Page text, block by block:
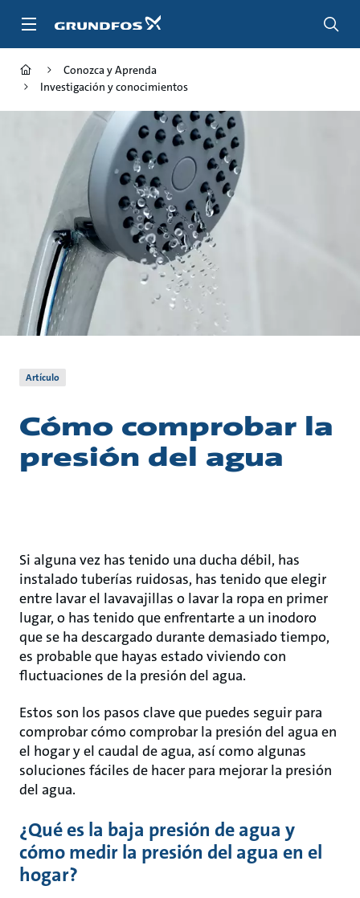
Conozca y Aprenda
Investigación y conocimientos
Artículo
Cómo comprobar la
presión del agua
Si alguna vez has tenido una ducha débil, has
instalado tuberías ruidosas, has tenido que elegir
entre lavar el lavavajillas o lavar la ropa en primer
lugar, o has tenido que enfrentarte a un inodoro
que se ha descargado durante demasiado tiempo,
es probable que hayas estado viviendo con
fluctuaciones de la presión del agua.
Estos son los pasos clave que puedes seguir para
comprobar cómo comprobar la presión del agua en
el hogar y el caudal de agua, así como algunas
soluciones fáciles de hacer para mejorar la presión
del agua.
¿Qué es la baja presión de agua y
cómo medir la presión del agua en el
hogar?